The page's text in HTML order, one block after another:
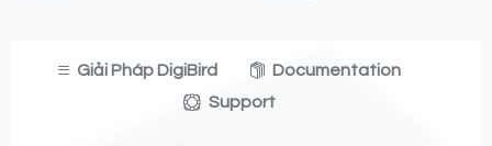
Giải Pháp DigiBird
Documentation
Support